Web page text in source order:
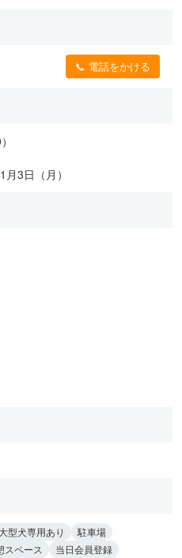
📞 電話をかける
3日（月）
大型犬専用あり
駐車場
スペース
当日会員登録